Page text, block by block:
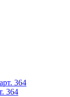
364